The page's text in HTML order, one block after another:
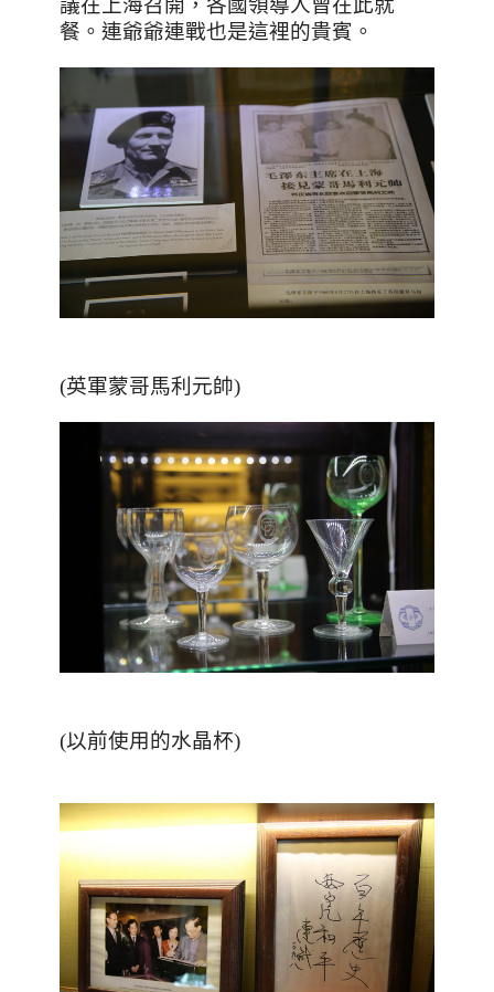
議在上海召開，各國領導人曾在此就
餐。連爺爺連戰也是這裡的貴賓。
(英軍蒙哥馬利元帥)
(以前使用的水晶杯)